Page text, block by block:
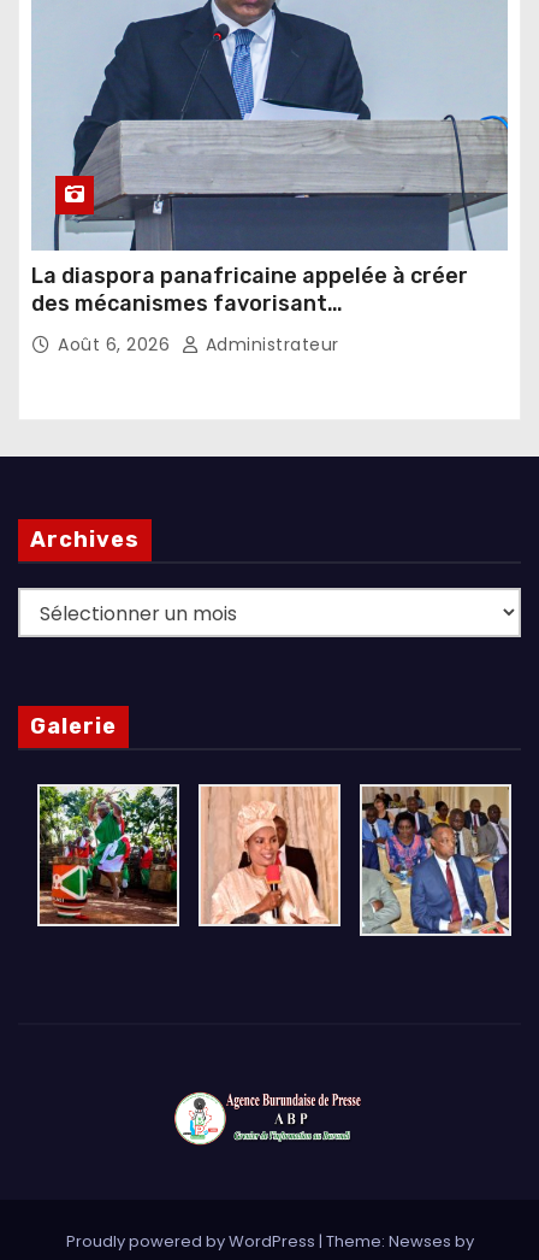
La diaspora panafricaine appelée à créer
des mécanismes favorisant
l’investissement dans les pays d’origine
Août 6, 2026 Administrateur
Archives
Archives
Galerie
Proudly powered by WordPress | Theme: Newses by